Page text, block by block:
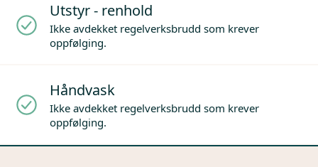
Utstyr - renhold
Ikke avdekket regelverksbrudd som krever
oppfølging.
Håndvask
Ikke avdekket regelverksbrudd som krever
oppfølging.